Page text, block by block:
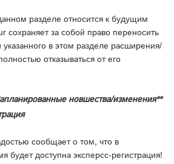
разделе относится к будущим
сохраняет за собой право переносить
указанного в этом разделе расширения/
отказываться от его
новшества/изменения**
сообщает о том, что в
будет доступна эксперсс-регистрация!